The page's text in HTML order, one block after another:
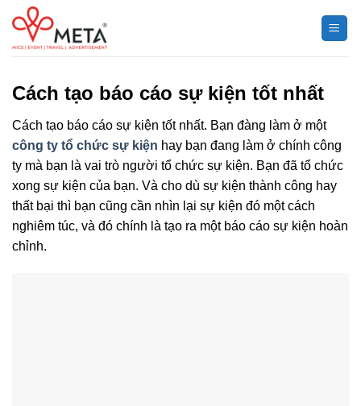
Chuyển
đến
nội
Cách tạo báo cáo sự kiện tốt nhất
Cách tạo báo cáo sự kiện tốt nhất. Bạn đàng làm ở một
công ty tổ chức sự kiện hay bạn đang làm ở chính công
ty mà bạn là vai trò người tổ chức sự kiện. Bạn đã tổ chức
xong sự kiện của bạn. Và cho dù sự kiện thành công hay
thất bại thì bạn cũng cần nhìn lại sự kiện đó một cách
nghiêm túc, và đó chính là tạo ra một báo cáo sự kiện hoàn
chỉnh.